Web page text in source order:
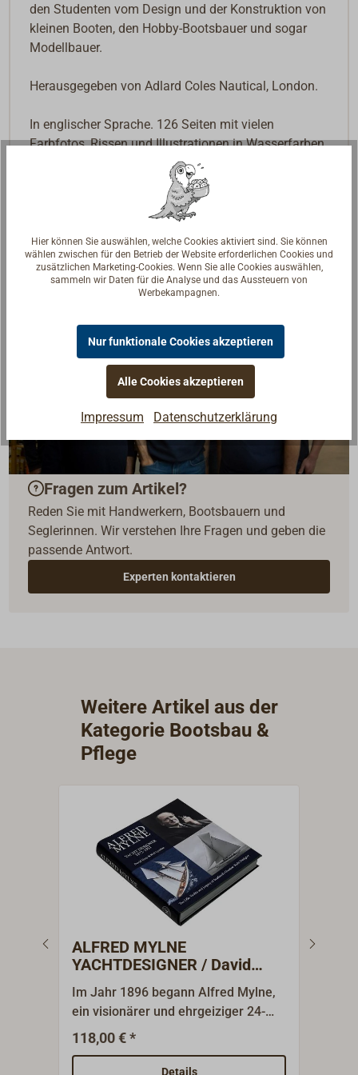
den Studenten vom Design und der Konstruktion von
kleinen Booten, den Hobby-Bootsbauer und sogar
Modellbauer.
Herausgegeben von Adlard Coles Nautical, London.
In englischer Sprache. 126 Seiten mit vielen
Farbfotos, Rissen und Illustrationen in Wasserfarben,
format 24,5 x 17 cm, paperback.
Fragen zum Artikel?
Reden Sie mit Handwerkern, Bootsbauern und
Seglerinnen. Wir verstehen Ihre Fragen und geben die
passende Antwort.
Experten kontaktieren
Weitere Artikel aus der
Kategorie Bootsbau &
Pflege
ALFRED MYLNE
YACHTDESIGNER / David
Gray & Neil Lyndon
Im Jahr 1896 begann Alfred Mylne,
ein visionärer und ehrgeiziger 24-
Jähriger, eine bahnbrechende Reise,
indem er im Herzen von Glasgow
sein eigenes Büro für Yachtdesign
118,00 € *
Details
Hier können Sie auswählen, welche Cookies aktiviert sind. Sie können
wählen zwischen für den Betrieb der Website erforderlichen Cookies und
zusätzlichen Marketing-Cookies. Wenn Sie alle Cookies auswählen,
sammeln wir Daten für die Analyse und das Aussteuern von
Werbekampagnen.
Nur funktionale Cookies akzeptieren
Alle Cookies akzeptieren
Impressum Datenschutzerklärung